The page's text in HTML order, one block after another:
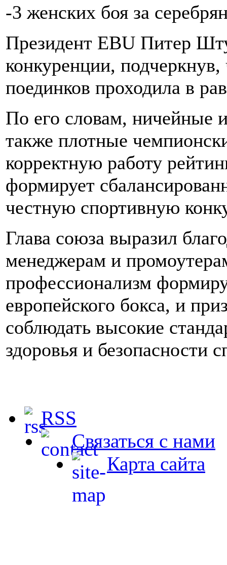
-3 женских боя за
Президент EBU Питер
конкуренции, подчеркнув,
поединков проходила в
По его словам, ничейные
также плотные
корректную работу
формирует
честную спортивную
Глава союза выразил
менеджерам и
профессионализм
европейского бокса, и
соблюдать высокие
здоровья и безопасности
RSS
Связаться с нами
Карта сайта